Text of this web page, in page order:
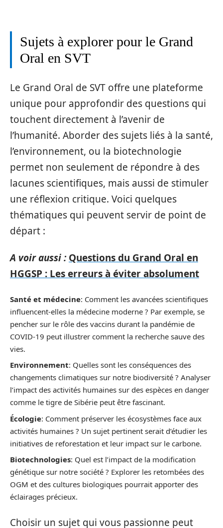
Sujets à explorer pour le Grand
Oral en SVT
Le Grand Oral de SVT offre une plateforme
unique pour approfondir des questions qui
touchent directement à l’avenir de
l’humanité. Aborder des sujets liés à la santé,
l’environnement, ou la biotechnologie
permet non seulement de répondre à des
lacunes scientifiques, mais aussi de stimuler
une réflexion critique. Voici quelques
thématiques qui peuvent servir de point de
départ :
A voir aussi : Questions du Grand Oral en
HGGSP : Les erreurs à éviter absolument
Santé et médecine: Comment les avancées scientifiques
influencent-elles la médecine moderne ? Par exemple, se
pencher sur le rôle des vaccins durant la pandémie de
COVID-19 peut illustrer comment la recherche sauve des
vies.
Environnement: Quelles sont les conséquences des
changements climatiques sur notre biodiversité ? Analyser
l’impact des activités humaines sur des espèces en danger
comme le tigre de Sibérie peut être fascinant.
Écologie: Comment préserver les écosystèmes face aux
activités humaines ? Un sujet pertinent serait d’étudier les
initiatives de reforestation et leur impact sur le carbone.
Biotechnologies: Quel est l’impact de la modification
génétique sur notre société ? Explorer les retombées des
OGM et des cultures biologiques pourrait apporter des
éclairages précieux.
Choisir un sujet qui vous passionne peut